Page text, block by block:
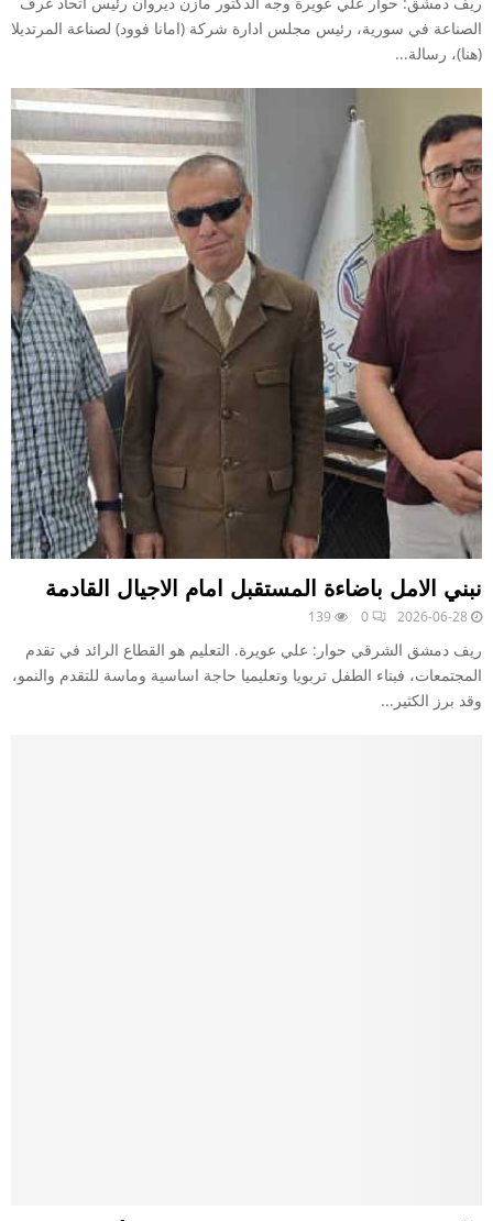
الصناعة في سورية، رئيس مجلس ادارة شركة (امانا فوود) لصناعة المرتديلا
(هنا)، رسالة...
نبني الامل باضاءة المستقبل امام الاجيال القادمة
2026-06-28
0
139
ريف دمشق الشرقي حوار: علي عويرة. التعليم هو القطاع الرائد في تقدم
المجتمعات، فبناء الطفل تربويا وتعليميا حاجة اساسية وماسة للتقدم والنمو،
وقد برز الكثير...